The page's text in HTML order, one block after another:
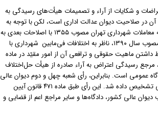
عدالت اداری مصوب ۱۴۰۲/۲/۱۰ رسیدگی به اعتراضات و شکایات از آراء و تصمیمات هیأت‌های رسیدگی به
در صلاحیت دیوان عدالت اداری است، لکن با توجه به
اینکه آراء صادره از هیأت حل‌اختلاف موضوع ماده۳۸ قانون اصلاح و تسرّی آیین‌نامه معاملات شهرداری تهران مصوب ۱۳۵۵ با اصلاحات بعدی به
شهرداری‌های مراکز استان‌ها، کلان‌شهرها و شهرهای بالای یک میلیون نفر جمعیت مصوب سال ۱۳۹۰، ناظر به اختلافات فی‌مابین شهرداری با
ماهیت حقوقی و ترافعی آن از امور مقیّد در ماده
رسیدگی اعتراض به آراء صادره از هیأت حل‌اختلاف
عمومی است. بنابراین، رأی شعبه چهل و دوم دیوان عالی
کشور که با این نظر انطباق دارد با اکثریت آراء اعضای هیأت عمومی صحیح و قانونی تشخیص داده شد. این رأی طبق ماده ۴۷۱ قانون آیین
برای شعب دیوان عالی کشور، دادگاه‌ها و سایر مراجع اعم از قضایی و